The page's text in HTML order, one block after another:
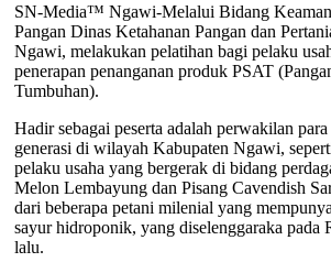
SN-Media™ Ngawi-Melalui Bidang
Pangan Dinas Ketahanan Pangan dan
Ngawi, melakukan pelatihan bagi pelaku
penerapan penanganan produk PSAT
Tumbuhan).
Hadir sebagai peserta adalah perwakilan
generasi di wilayah Kabupaten Ngawi,
pelaku usaha yang bergerak di bidang
Melon Lembayung dan Pisang Cavendish
dari beberapa petani milenial yang
sayur hidroponik, yang diselenggaraka pada
lalu.